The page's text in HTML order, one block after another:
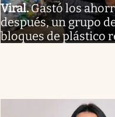
Viral.Gastó los
después, un grupo
bloques de plástico